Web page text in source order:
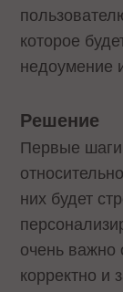
которое
недоумение
Решение
Первые шаги
них будет
очень важно
корректно и